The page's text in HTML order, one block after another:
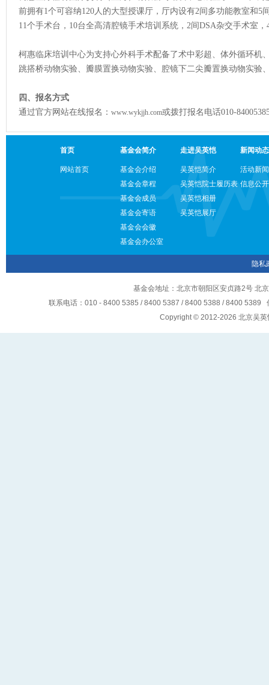
前拥有1个可容纳120人的大型授课厅，厅内设有2间多功能教室和
11个手术台，10台全高清腔镜手术培训系统，2间DSA杂交手术室
柯惠临床培训中心为支持心外科手术配备了术中彩超、体外循环
跳搭桥动物实验、瓣膜置换动物实验、腔镜下二尖瓣置换动物实验
四、报名方式
通过官方网站在线报名： www.wykjjh.com或拨打报名电话010-
首页 基金会简介 走进吴英恺 新闻动态
网站首页
基金会介绍
基金会章程
基金会成员
基金会寄语
基金会会徽
基金会办公室
吴英恺简介
吴英恺院士履历表
吴英恺相册
吴英恺展厅
活动新闻
信息公开
隐私
基金会地址：北京市朝阳区安贞路2号 北
联系电话：010 - 8400 5385 / 8400 5387 / 8400 5388 / 8400
Copyright © 2012-2026 北京吴